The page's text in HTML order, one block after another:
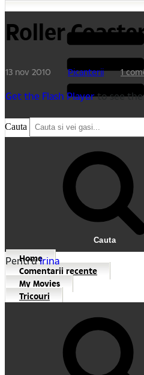
Cauta
Cauta
Home
Comentarii recente
My Movies
Tricouri
Roller
13 nov 2010 Picanterii 1
Get the Flash Playerto see the
PentruIrina